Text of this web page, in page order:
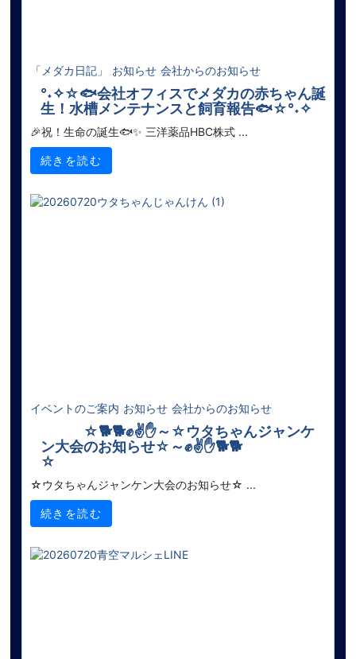
「メダカ日記」 お知らせ 会社からのお知らせ
°˖✧☆🐟会社オフィスでメダカの赤ちゃん誕
生！水槽メンテナンスと飼育報告🐟☆°˖✧
🎉祝！生命の誕生🐟✨ 三洋薬品HBC株式 ...
続きを読む
イベントのご案内 お知らせ 会社からのお知らせ
☆🐕🐕✊✌✋～☆ウタちゃんジャンケ
ン大会のお知らせ☆～✊✌✋🐕🐕
☆
☆ウタちゃんジャンケン大会のお知らせ☆ ...
続きを読む